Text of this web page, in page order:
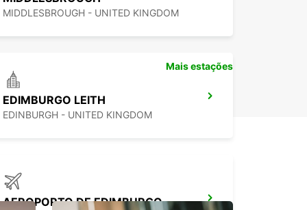
de aluguer só de ida
MIDDLESBROUGH - UNITED KINGDOM
EDIMBURGO LEITH
EDINBURGH - UNITED KINGDOM
AEROPORTO DE EDIMBURGO
Mais estações